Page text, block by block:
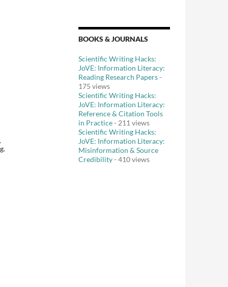
BOOKS & JOURNALS
Scientific Writing Hacks:
JoVE: Information Literacy:
Reading Research Papers-
175 views
Scientific Writing Hacks:
JoVE: Information Literacy:
Reference & Citation Tools
in Practice- 211 views
Scientific Writing Hacks:
JoVE: Information Literacy:
Misinformation & Source
Credibility- 410 views